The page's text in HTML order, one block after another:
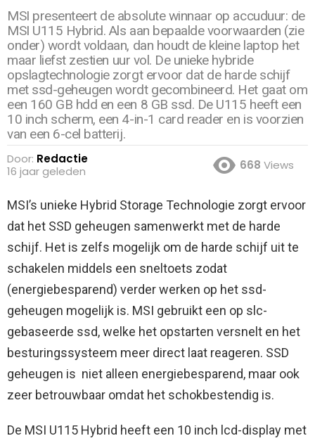
MSI presenteert de absolute winnaar op accuduur: de
MSI U115 Hybrid. Als aan bepaalde voorwaarden (zie
onder) wordt voldaan, dan houdt de kleine laptop het
maar liefst zestien uur vol. De unieke hybride
opslagtechnologie zorgt ervoor dat de harde schijf
met ssd-geheugen wordt gecombineerd. Het gaat om
een 160 GB hdd en een 8 GB ssd. De U115 heeft een
10 inch scherm, een 4-in-1 card reader en is voorzien
van een 6-cel batterij.
Door: Redactie
16 jaar geleden
668 Views
MSI’s unieke Hybrid Storage Technologie zorgt ervoor
dat het SSD geheugen samenwerkt met de harde
schijf. Het is zelfs mogelijk om de harde schijf uit te
schakelen middels een sneltoets zodat
(energiebesparend) verder werken op het ssd-
geheugen mogelijk is. MSI gebruikt een op slc-
gebaseerde ssd, welke het opstarten versnelt en het
besturingssysteem meer direct laat reageren. SSD
geheugen is niet alleen energiebesparend, maar ook
zeer betrouwbaar omdat het schokbestendig is.
De MSI U115 Hybrid heeft een 10 inch lcd-display met